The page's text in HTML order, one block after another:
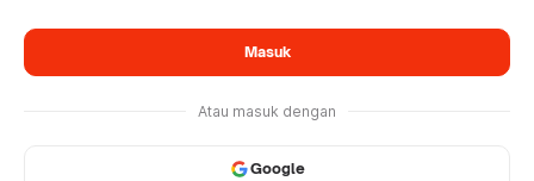
Masuk
Atau masuk dengan
Google